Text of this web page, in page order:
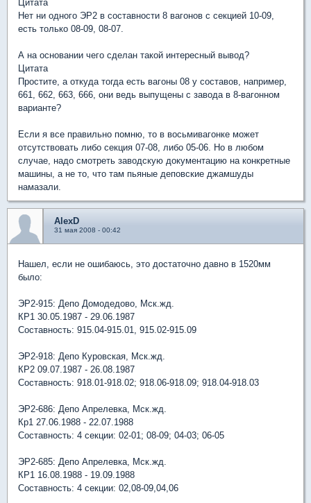
Цитата
Нет ни одного ЭР2 в составности 8 вагонов с секцией 10-09,
есть только 08-09, 08-07.
А на основании чего сделан такой интересный вывод?
Цитата
Простите, а откуда тогда есть вагоны 08 у составов, например,
661, 662, 663, 666, они ведь выпущены с завода в 8-вагонном
варианте?
Если я все правильно помню, то в восьмивагонке может
отсутствовать либо секция 07-08, либо 05-06. Но в любом
случае, надо смотреть заводскую документацию на конкретные
машины, а не то, что там пьяные деповские джамшуды
намазали.
AlexD
31 мая 2008 - 00:42
Нашел, если не ошибаюсь, это достаточно давно в 1520мм
было:
ЭР2-915: Депо Домодедово, Мск.жд.
КР1 30.05.1987 - 29.06.1987
Составность: 915.04-915.01, 915.02-915.09
ЭР2-918: Депо Куровская, Мск.жд.
КР2 09.07.1987 - 26.08.1987
Составность: 918.01-918.02; 918.06-918.09; 918.04-918.03
ЭР2-686: Депо Апрелевка, Мск.жд.
Кр1 27.06.1988 - 22.07.1988
Составность: 4 секции: 02-01; 08-09; 04-03; 06-05
ЭР2-685: Депо Апрелевка, Мск.жд.
КР1 16.08.1988 - 19.09.1988
Составность: 4 секции: 02,08-09,04,06